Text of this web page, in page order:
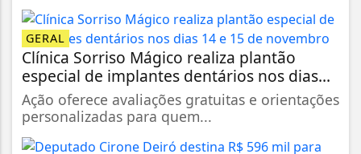
GERAL
Clínica Sorriso Mágico realiza plantão
especial de implantes dentários nos dias...
Ação oferece avaliações gratuitas e orientações
personalizadas para quem...